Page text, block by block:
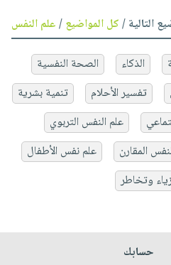
التالية /كل المواضيع/علم النفس
الذكاء
الصحة النفسية
تفسير الأحلام
تنمية بشرية
علم النفس التربوي
المقارن
علم نفس الأطفال
وتخاطر
حسابك